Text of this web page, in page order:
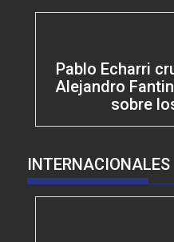
Pablo Echarri
Alejandro
sobre
INTERNACIONALES